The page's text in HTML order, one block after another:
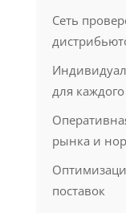
Сеть
для
рынка и
поставок